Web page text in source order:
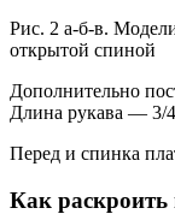
Рис. 2 а-б-в.
открытой спиной
Дополнительно
Длина рукава — 3/
Перед и спинка
Как раскроить